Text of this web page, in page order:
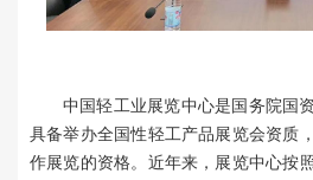
中国轻工业展览中心是国务院国
具备举办全国性轻工产品展览会资质
作展览的资格。近年来，展览中心按